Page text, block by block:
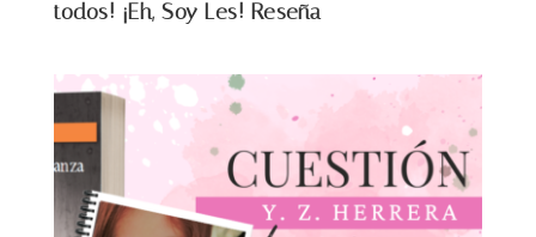
todos! ¡Eh, Soy Les! Reseña